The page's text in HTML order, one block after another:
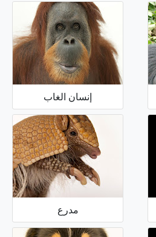
إنسان الغاب
مدرع